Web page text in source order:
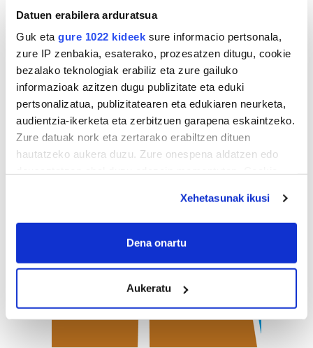
Datuen erabilera arduratsua
Guk eta gure 1022 kideek sure informacio pertsonala,
zure IP zenbakia, esaterako, prozesatzen ditugu, cookie
bezalako teknologiak erabiliz eta zure gailuko
informazioak azitzen dugu publizitate eta eduki
pertsonalizatua, publizitatearen eta edukiaren neurketa,
audientzia-ikerketa eta zerbitzuen garapena eskaintzeko.
Zure datuak nork eta zertarako erabiltzen dituen
hautatzeko aukera duzu. Zure onespena aldatzen edo
If you allow, we would also like to:
Collect information about your geographical
Identify your device by actively scanning it for
specific characteristics (fingerprinting)
Find out more about how your personal data is processed
and set your preferences in the
Xehetasunak ikusi
Dena onartu
Aukeratu